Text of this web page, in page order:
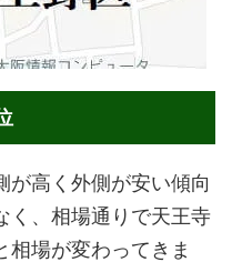
が高く外側が安い傾向
く、相場通りで天王寺
相場が変わってきま